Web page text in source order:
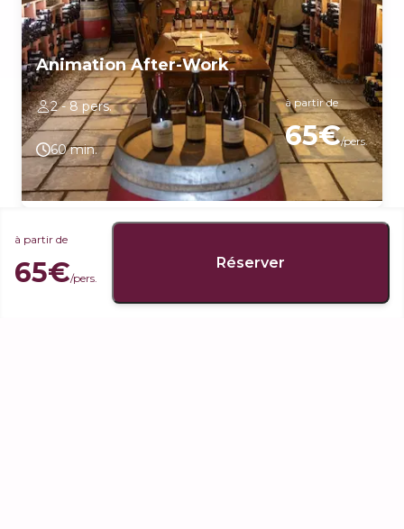
à partir de
65€/pers.
Réserver
Découvrez des accords mets et vins autour produits locaux
(fromage et charcuterie), accompagnés d'un Fixin village (blanc
d'un Corton Grand Cru rouge
2 - 8 pers.
60 min.
à partir de
65€/pers.
Animation After-Work